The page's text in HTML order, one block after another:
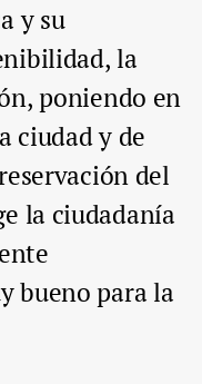
y su
la
poniendo en
ciudad y de
del
la ciudadanía
bueno para la